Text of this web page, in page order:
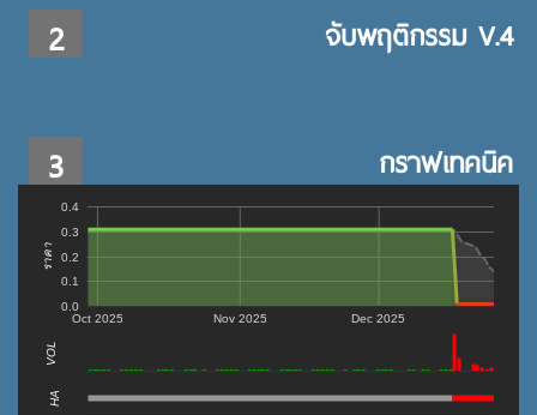
2 จับพฤติกรรม V.4
3 กราฟเทคนิค
Oct 2025 Nov 2025 Dec 2025
0.0
0.1
0.2
0.3
0.4
ราคา
VOL
HA